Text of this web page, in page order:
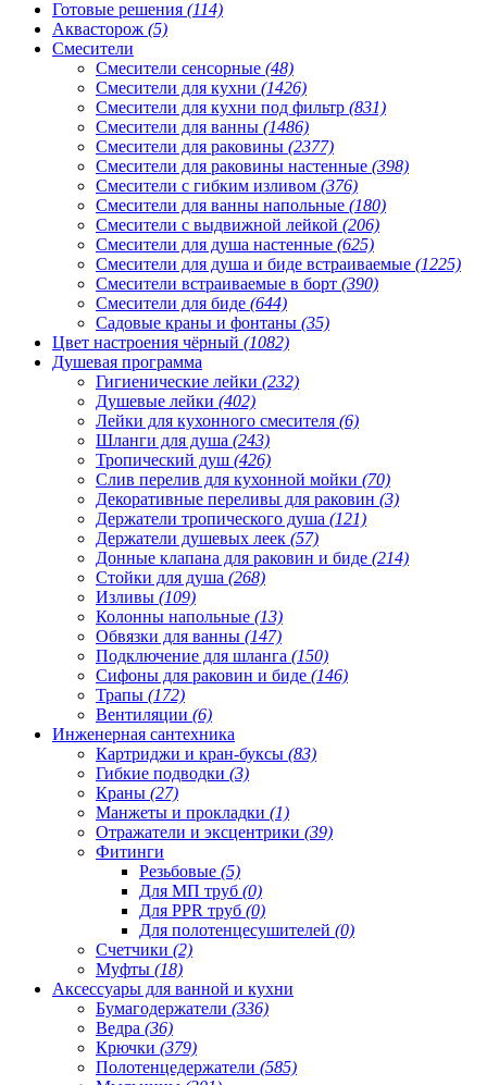
Готовые решения (114)
Аквасторож (5)
Смесители
Смесители сенсорные (48)
Смесители для кухни (1426)
Смесители для кухни под фильтр (831)
Смесители для ванны (1486)
Смесители для раковины (2377)
Смесители для раковины настенные (398)
Смесители с гибким изливом (376)
Смесители для ванны напольные (180)
Смесители с выдвижной лейкой (206)
Смесители для душа настенные (625)
Смесители для душа и биде встраиваемые (1225)
Смесители встраиваемые в борт (390)
Смесители для биде (644)
Садовые краны и фонтаны (35)
Цвет настроения чёрный (1082)
Душевая программа
Гигиенические лейки (232)
Душевые лейки (402)
Лейки для кухонного смесителя (6)
Шланги для душа (243)
Тропический душ (426)
Слив перелив для кухонной мойки (70)
Декоративные переливы для раковин (3)
Держатели тропического душа (121)
Держатели душевых леек (57)
Донные клапана для раковин и биде (214)
Стойки для душа (268)
Изливы (109)
Колонны напольные (13)
Обвязки для ванны (147)
Подключение для шланга (150)
Сифоны для раковин и биде (146)
Трапы (172)
Вентиляции (6)
Инженерная сантехника
Картриджи и кран-буксы (83)
Гибкие подводки (3)
Краны (27)
Манжеты и прокладки (1)
Отражатели и эксцентрики (39)
Фитинги
Резьбовые (5)
Для МП труб (0)
Для PPR труб (0)
Для полотенцесушителей (0)
Счетчики (2)
Муфты (18)
Аксессуары для ванной и кухни
Бумагодержатели (336)
Ведра (36)
Крючки (379)
Полотенцедержатели (585)